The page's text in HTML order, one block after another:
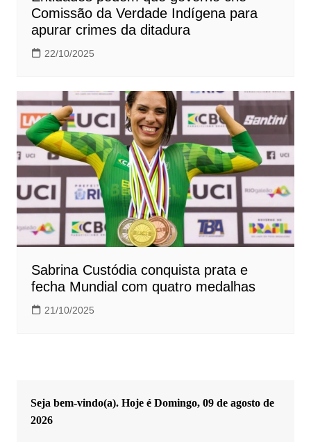
Comissão da Verdade Indígena para
apurar crimes da ditadura
22/10/2025
Sabrina Custódia conquista prata e
fecha Mundial com quatro medalhas
21/10/2025
Seja bem-vindo(a). Hoje é Domingo, 09 de agosto de
2026